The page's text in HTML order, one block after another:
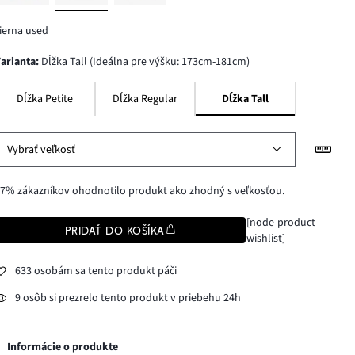
used
varianta: Dĺžka Tall (Ideálna pre výšku: 173cm-181cm)
Dĺžka Petite Dĺžka Regular Dĺžka Tall
Vybrať veľkosť
zákazníkov ohodnotilo produkt ako zhodný s veľkosťou.
PRIDAŤ DO KOŠÍKA
[node-product-
wishlist]
633 osobám sa tento produkt páči
9 osôb si prezrelo tento produkt v priebehu 24h
Informácie o produkte